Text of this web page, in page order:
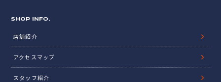
SHOP INFO.
店舗紹介
アクセスマップ
スタッフ紹介